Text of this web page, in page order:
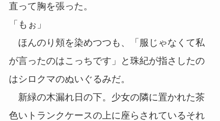
直って胸を張った。
「もぉ」
ほんのり頬を染めつつも、「服じゃなくて私
が言ったのはこっちです」と珠紀が指さしたの
はシロクマのぬいぐるみだ。
新緑の木漏れ日の下。少女の隣に置かれた茶
色いトランクケースの上に座らされているそれ